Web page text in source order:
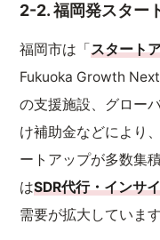
2-2. 福岡発スター
福岡市は「スタート
Fukuoka Growth
の支援施設、グロー
け補助金などにより
ートアップが多数集
はSDR代行・インサ
需要が拡大しています